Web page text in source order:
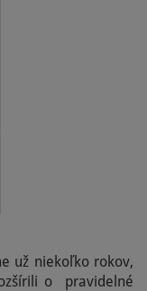
už niekoľko rokov,
o pravidelné